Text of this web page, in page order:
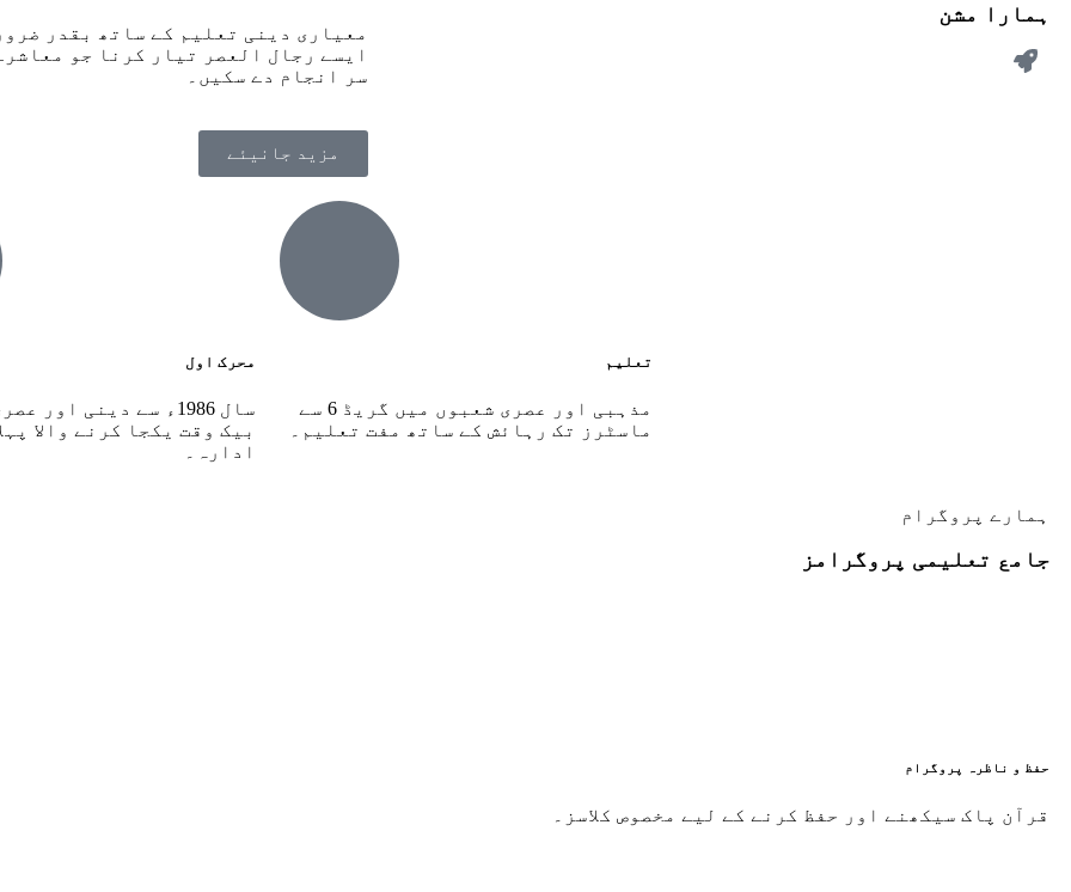
ہمارا مشن
معیاری دینی تعلیم کے ساتھ بقدر
ایسے رجال العصر تیار کرنا جو
سر انجام دے سکیں۔
مزید جانیئے
تعلیم
مذہبی اور عصری شعبوں میں گریڈ 6 سے
ماسٹرز تک رہائش کے ساتھ مفت تعلیم۔
محرک اول
سال 1986ء سے دینی اور
بیک وقت یکجا کرنے والا
ادارہ۔
ہمارے پروگرام
جامع تعلیمی پروگرامز
حفظ و ناظرہ پروگرام
قرآن پاک سیکھنے اور حفظ کرنے کے لیے مخصوص کلاسز۔